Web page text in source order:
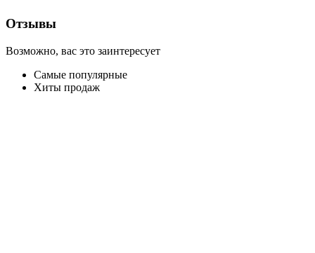
Отзывы
Возможно, вас это заинтересует
Самые популярные
Хиты продаж